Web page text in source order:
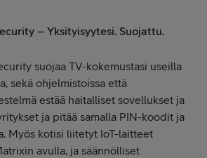
– Yksityisyytesi. Suojattu.
suojaa TV-kokemustasi useilla
sekä ohjelmistoissa että
estää haitalliset sovellukset ja
ja pitää samalla PIN-koodit ja
Myös kotisi liitetyt IoT-laitteet
avulla, ja säännölliset